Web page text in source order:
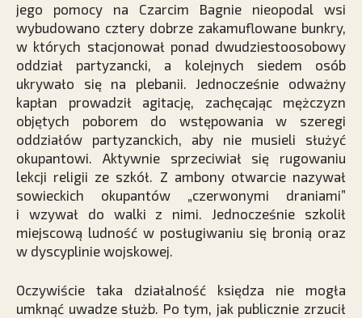
jego pomocy na Czarcim Bagnie nieopodal wsi
wybudowano cztery dobrze zakamuflowane bunkry,
w których stacjonował ponad dwudziestoosobowy
oddział partyzancki, a kolejnych siedem osób
ukrywało się na plebanii. ­Jednocześnie odważny
kapłan prowadził agitację, zachęcając mężczyzn
objętych poborem do wstępowania w szeregi
oddziałów partyzanckich, aby nie musieli służyć
okupantowi. Aktywnie sprzeciwiał się rugowaniu
lekcji religii ze szkół. Z ambony otwarcie nazywał
sowieckich okupantów „czerwonymi draniami”
i wzywał do walki z nimi. Jednocześnie szkolił
miejscową ludność w posługiwaniu się bronią oraz
w dyscyplinie wojskowej.
Oczywiście taka działalność księdza nie mogła
umknąć uwadze służb. Po tym, jak publicznie zrzucił